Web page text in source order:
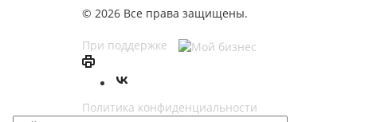
© 2026 Все права защищены.
При поддержке
Политика конфиденциальности